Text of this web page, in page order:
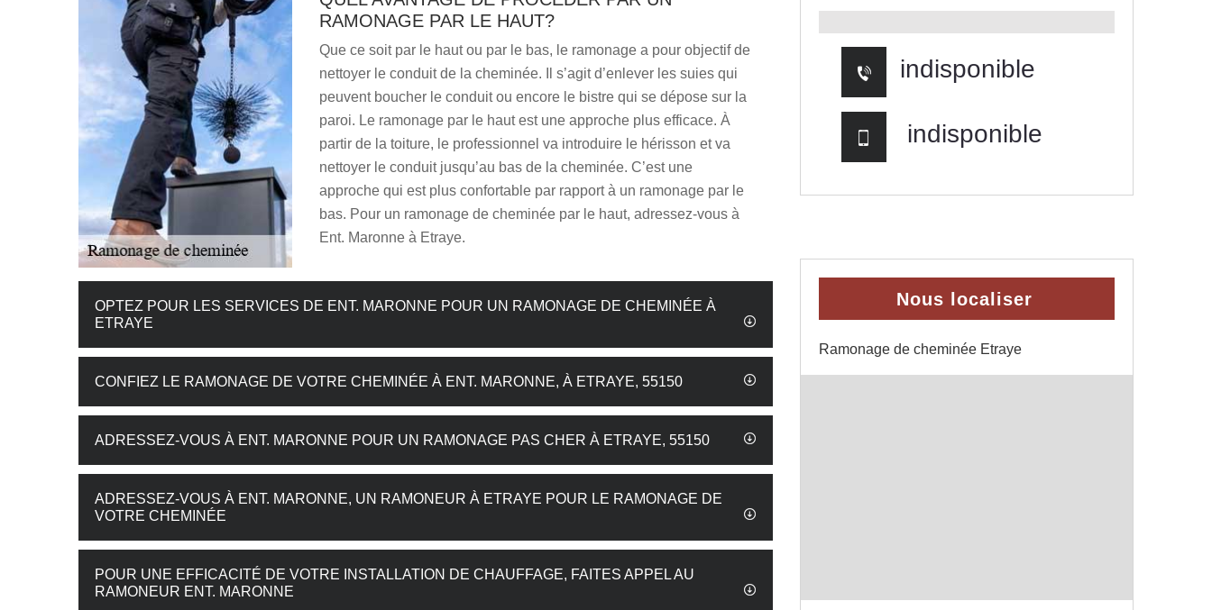
RAMONAGE PAR LE HAUT?
Que ce soit par le haut ou par le bas, le ramonage a pour objectif de
nettoyer le conduit de la cheminée. Il s’agit d’enlever les suies qui
peuvent boucher le conduit ou encore le bistre qui se dépose sur la
paroi. Le ramonage par le haut est une approche plus efficace. À
partir de la toiture, le professionnel va introduire le hérisson et va
nettoyer le conduit jusqu’au bas de la cheminée. C’est une
approche qui est plus confortable par rapport à un ramonage par le
bas. Pour un ramonage de cheminée par le haut, adressez-vous à
Ent. Maronne à Etraye.
OPTEZ POUR LES SERVICES DE ENT. MARONNE POUR UN RAMONAGE DE CHEMINÉE À
ETRAYE
CONFIEZ LE RAMONAGE DE VOTRE CHEMINÉE À ENT. MARONNE, À ETRAYE, 55150
ADRESSEZ-VOUS À ENT. MARONNE POUR UN RAMONAGE PAS CHER À ETRAYE, 55150
ADRESSEZ-VOUS À ENT. MARONNE, UN RAMONEUR À ETRAYE POUR LE RAMONAGE DE
VOTRE CHEMINÉE
POUR UNE EFFICACITÉ DE VOTRE INSTALLATION DE CHAUFFAGE, FAITES APPEL AU
RAMONEUR ENT. MARONNE
indisponible
indisponible
Nous localiser
Ramonage de cheminée Etraye